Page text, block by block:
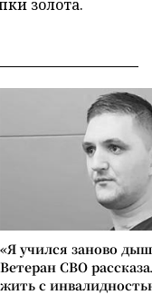
золота.
«Я учился заново
Ветеран СВО
жить с